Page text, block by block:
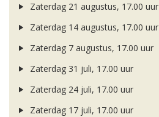
Zaterdag 21 augustus, 17.00 uur
Zaterdag 14 augustus, 17.00 uur
Zaterdag 7 augustus, 17.00 uur
Zaterdag 31 juli, 17.00 uur
Zaterdag 24 juli, 17.00 uur
Zaterdag 17 juli, 17.00 uur